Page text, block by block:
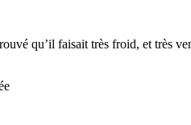
qu’il faisait très froid, et très